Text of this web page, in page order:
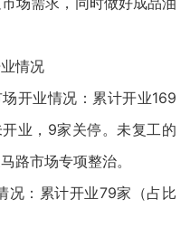
情况
开业情况：累计开业169
业，9家关停。未复工的
路市场专项整治。
况：累计开业79家（占比